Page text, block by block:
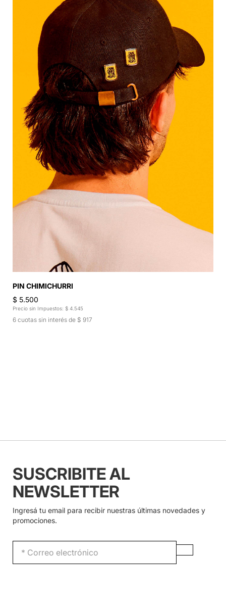
PIN CHIMICHURRI
$ 5.500
Precio sin Impuestos: $ 4.545
6 cuotas sin interés de $ 917
SUSCRIBITE AL
NEWSLETTER
Ingresá tu email para recibir nuestras últimas novedades y
promociones.